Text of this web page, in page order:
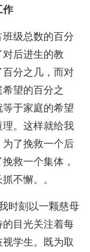
工作
级总数的百分
后进生的教
分之几，而对
望的百分之
于家庭的希望
。这样就给我
了挽救一个后
救一个集体，
不懈。。
时刻以一颗慈母
目光关注着每
学生。既为取